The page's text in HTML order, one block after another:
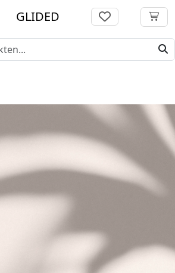
GLIDED